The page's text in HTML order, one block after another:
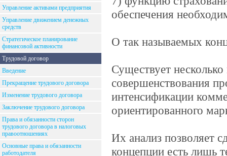
Управление активами предприятия
Управление движением денежных
средств
Стратегическое планирование
финансовой активности
Трудовой договор
Введение
Прекращение трудового договора
Изменение трудового договора
Заключение трудового договора
Права и обязанности сторон
трудового договора в налоговых
правоотношениях
Основные права и обязанности
работодателя
обеспечения
О так называемых
Существует
совершенствования
интенсификации
ориентированного
Их анализ позволяет
концепции есть лишь